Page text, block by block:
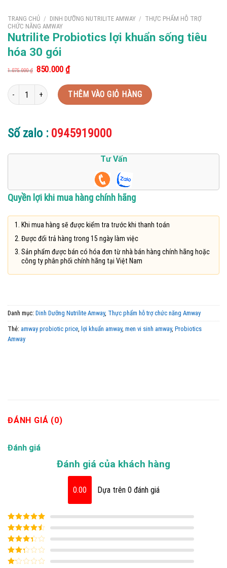
TRANG CHỦ / DINH DƯỠNG NUTRILITE AMWAY / THỰC PHẨM HỖ TRỢ
CHỨC NĂNG AMWAY
Nutrilite Probiotics lợi khuẩn sống tiêu
hóa 30 gói
1.075.000₫ Giá
là:
1.075.000 ₫.
850.000₫Giá
hiện
tại
là:
Nutrilite Probiotics lợi khuẩn sống tiêu hóa 30 gói số lượng
THÊM VÀO GIỎ HÀNG
Số zalo : 0945919000
Tư Vấn
Quyền lợi khi mua hàng chính hãng
Khi mua hàng sẽ được kiểm tra trước khi thanh toán
Được đổi trả hàng trong 15 ngày làm việc
Sản phẩm được bán có hóa đơn từ nhà bán hàng chính hãng hoặc
công ty phân phối chính hãng tại Việt Nam
Danh mục: Dinh Dưỡng Nutrilite Amway, Thực phẩm hỗ trợ chức năng Amway
Thẻ: amway probiotic price, lợi khuẩn amway, men vi sinh amway, Probiotics
Amway
ĐÁNH GIÁ (0)
Đánh giá
Đánh giá của khách hàng
0.00 Dựa trên 0 đánh giá
Được xếp
hạng
5 5 sao
Được xếp
hạng
4
5
sao
Được
xếp
hạng3
Được